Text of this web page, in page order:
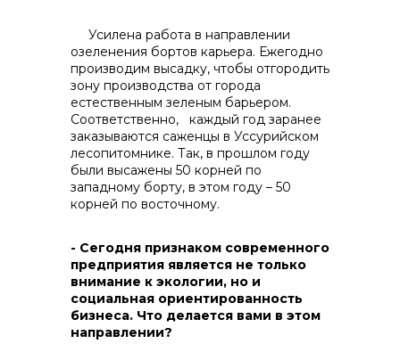
Усилена работа в направлении
озеленения бортов карьера. Ежегодно
производим высадку, чтобы отгородить
зону производства от города
естественным зеленым барьером.
Соответственно, каждый год заранее
заказываются саженцы в Уссурийском
лесопитомнике. Так, в прошлом году
были высажены 50 корней по
западному борту, в этом году – 50
корней по восточному.
- Сегодня признаком современного
предприятия является не только
внимание к экологии, но и
социальная ориентированность
бизнеса. Что делается вами в этом
направлении?